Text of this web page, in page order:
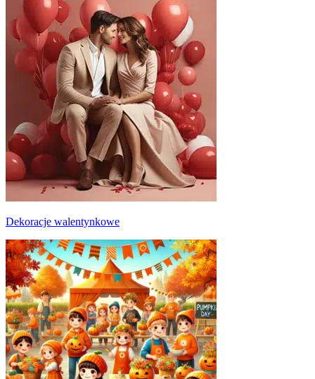
Dekoracje walentynkowe